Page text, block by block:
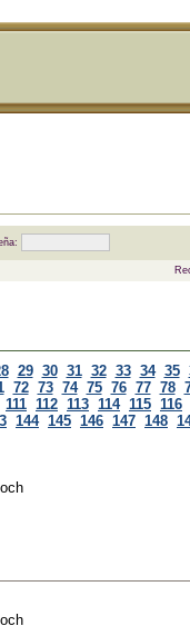
29 30 31 32 33 34 35
72 73 74 75 76 77 78
111 112 113 114 115 116
144 145 146 147 148